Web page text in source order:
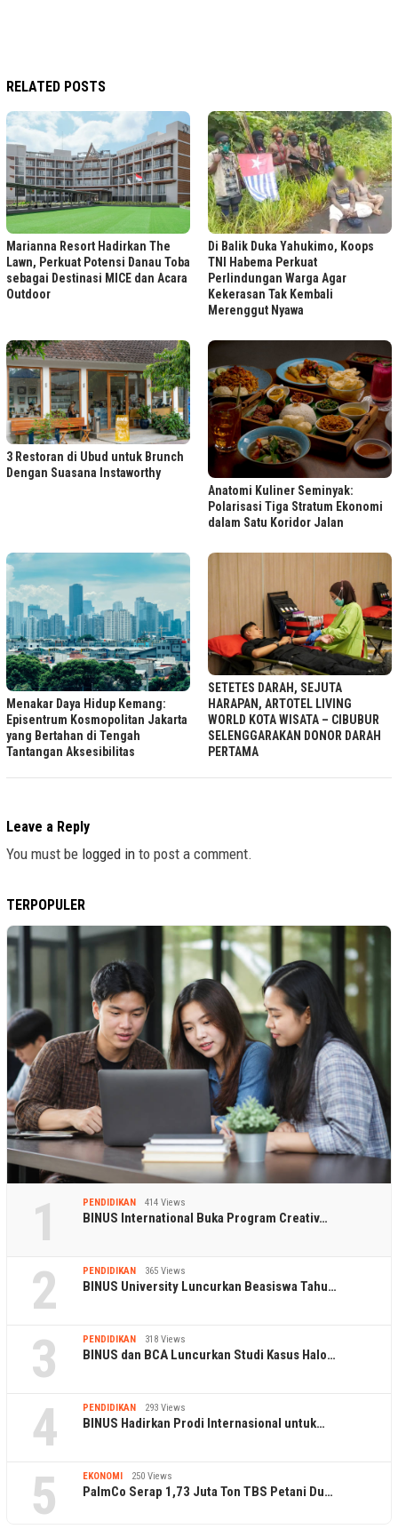
RELATED POSTS
Marianna Resort Hadirkan The
Lawn, Perkuat Potensi Danau Toba
sebagai Destinasi MICE dan Acara
Outdoor
Di Balik Duka Yahukimo, Koops
TNI Habema Perkuat
Perlindungan Warga Agar
Kekerasan Tak Kembali
Merenggut Nyawa
3 Restoran di Ubud untuk Brunch
Dengan Suasana Instaworthy
Anatomi Kuliner Seminyak:
Polarisasi Tiga Stratum Ekonomi
dalam Satu Koridor Jalan
Menakar Daya Hidup Kemang:
Episentrum Kosmopolitan Jakarta
yang Bertahan di Tengah
Tantangan Aksesibilitas
SETETES DARAH, SEJUTA
HARAPAN, ARTOTEL LIVING
WORLD KOTA WISATA – CIBUBUR
SELENGGARAKAN DONOR DARAH
PERTAMA
Leave a Reply
You must be logged in to post a comment.
TERPOPULER
1 PENDIDIKAN 414 Views
BINUS International Buka Program Creativ…
2 PENDIDIKAN 365 Views
BINUS University Luncurkan Beasiswa Tahu…
3 PENDIDIKAN 318 Views
BINUS dan BCA Luncurkan Studi Kasus Halo…
4 PENDIDIKAN 293 Views
BINUS Hadirkan Prodi Internasional untuk…
5 EKONOMI 250 Views
PalmCo Serap 1,73 Juta Ton TBS Petani Du…